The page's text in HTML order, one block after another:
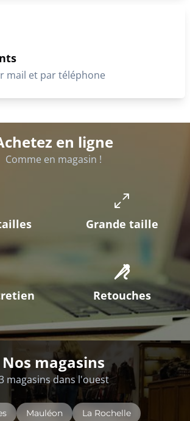
mail et par téléphone
en ligne
Comme en magasin !
Grande taille
Retouches
Nos magasins
magasins dans l'ouest
Mauléon La Rochelle